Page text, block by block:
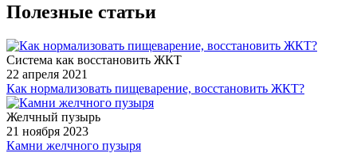
Полезные статьи
Система как восстановить ЖКТ
22 апреля 2021
Как нормализовать пищеварение, восстановить ЖКТ?
Желчный пузырь
21 ноября 2023
Камни желчного пузыря